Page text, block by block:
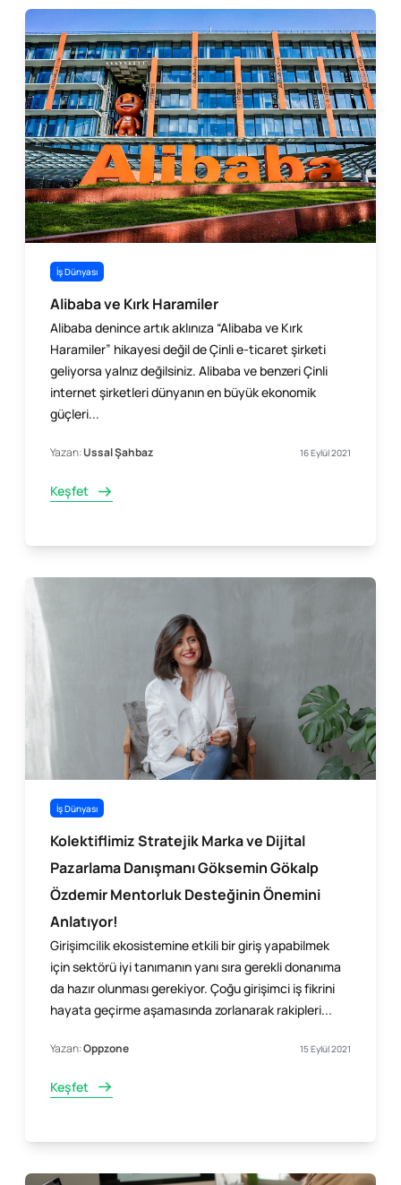
İş Dünyası
Alibaba ve Kırk Haramiler
Alibaba denince artık aklınıza “Alibaba ve Kırk
Haramiler” hikayesi değil de Çinli e-ticaret şirketi
geliyorsa yalnız değilsiniz. Alibaba ve benzeri Çinli
internet şirketleri dünyanın en büyük ekonomik
güçleri...
Yazan:Ussal Şahbaz 16 Eylül 2021
Keşfet
İş Dünyası
Kolektiflimiz Stratejik Marka ve Dijital
Pazarlama Danışmanı Göksemin Gökalp
Özdemir Mentorluk Desteğinin Önemini
Anlatıyor!
Girişimcilik ekosistemine etkili bir giriş yapabilmek
için sektörü iyi tanımanın yanı sıra gerekli donanıma
da hazır olunması gerekiyor. Çoğu girişimci iş fikrini
hayata geçirme aşamasında zorlanarak rakipleri...
Yazan:Oppzone 15 Eylül 2021
Keşfet